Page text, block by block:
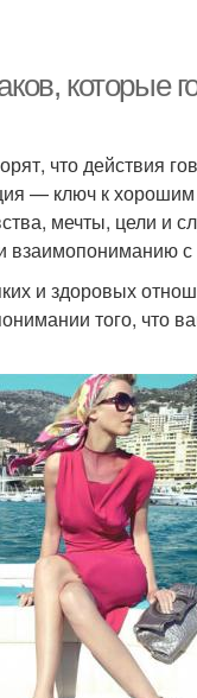
которые
что действия
— ключ к
мечты, цели и
взаимопониманию с
и здоровых
того, что